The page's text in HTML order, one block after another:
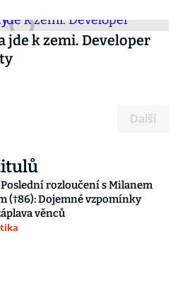
jde k zemi. Developer
Další
Poslední rozloučení s Milanem
(†86): Dojemné vzpomínky
věnců